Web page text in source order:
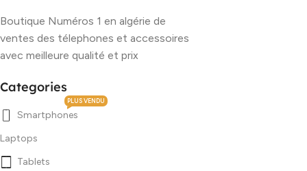
Boutique Numéros 1 en algérie de
ventes des télephones et accessoires
avec meilleure qualité et prix
Categories
Smartphones
PLUS VENDU
Laptops
Tablets